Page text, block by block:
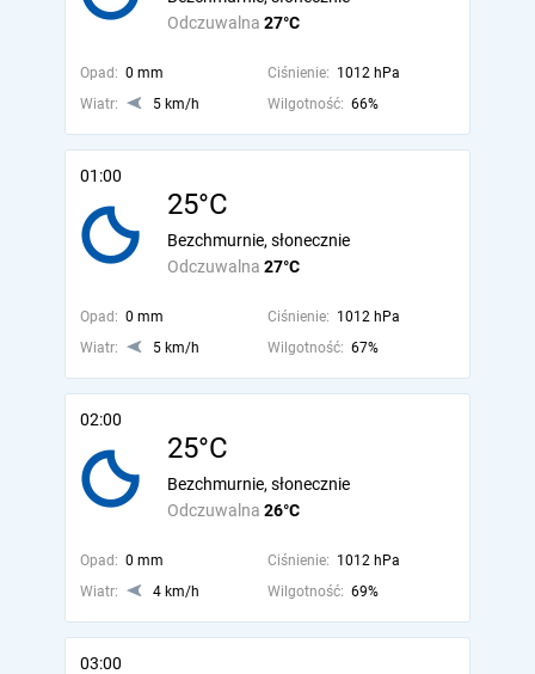
Odczuwalna 27°C
Opad: 0 mm Ciśnienie: 1012 hPa
Wiatr:
5 km/h Wilgotność: 66%
01:00
25°C
Odczuwalna 27°C
Bezchmurnie, słonecznie
Opad: 0 mm Ciśnienie: 1012 hPa
Wiatr:
5 km/h Wilgotność: 67%
02:00
25°C
Odczuwalna 26°C
Bezchmurnie, słonecznie
Opad: 0 mm Ciśnienie: 1012 hPa
Wiatr:
4 km/h Wilgotność: 69%
03:00